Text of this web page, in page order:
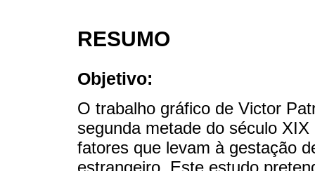
RESUMO
Objetivo:
O trabalho gráfico de Victor
segunda metade do século
fatores que levam à gestação
estrangeiro. Este estudo